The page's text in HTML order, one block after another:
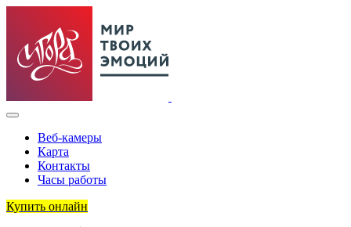
Веб-камеры
Карта
Контакты
Часы работы
Купить онлайн